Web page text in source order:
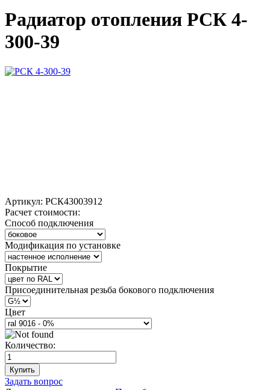
Радиатор отопления РСК 4-
300-39
Артикул: РСК43003912
Расчет стоимости:
Способ подключения
Модификация по установке
Покрытие
Присоединительная резьба бокового подключения
Цвет
Количество:
Купить
Задать вопрос